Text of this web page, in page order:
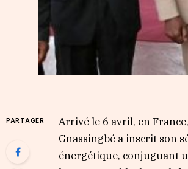
PARTAGER
Arrivé le 6 avril, en
Gnassingbé a inscrit son
énergétique, conjuguant